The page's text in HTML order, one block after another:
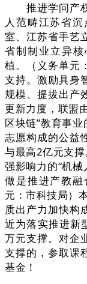
推进学问产权
人范畴江苏省
室、江苏省手艺
省制制业立异
植。（义务单元
支持。激励具身
规模、提拔出产
更新力度，联盟
区块链”教育事
志愿构成的公益
与最高2亿元支
强影响力的“机
做是推进产教
元：市科技局）
质出产力加快构
近为落实推进新
万元支撑。对企
支撑的，参取课
基金！